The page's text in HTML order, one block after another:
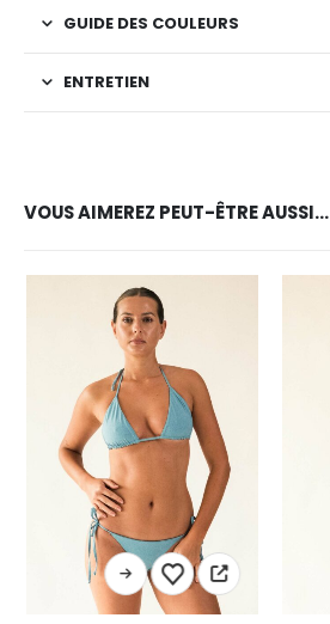
GUIDE DES COULEURS
ENTRETIEN
VOUS AIMEREZ PEUT-ÊTRE AUSSI…
Ce produit a plusieurs variations. Les options peuvent être choisies sur la page du produit